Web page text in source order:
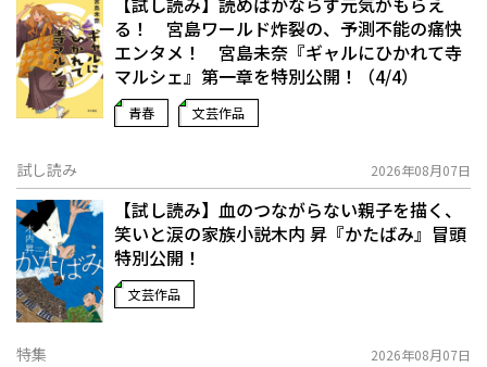
る！ 宮島ワールド炸裂の、予測不能の痛快
エンタメ！ 宮島未奈『ギャルにひかれて寺
マルシェ』第一章を特別公開！（4/4）
青春 文芸作品
試し読み 2026年08月07日
【試し読み】血のつながらない親子を描く、
笑いと涙の家族小説――木内 昇『かたばみ』冒頭
特別公開！
文芸作品
特集 2026年08月07日